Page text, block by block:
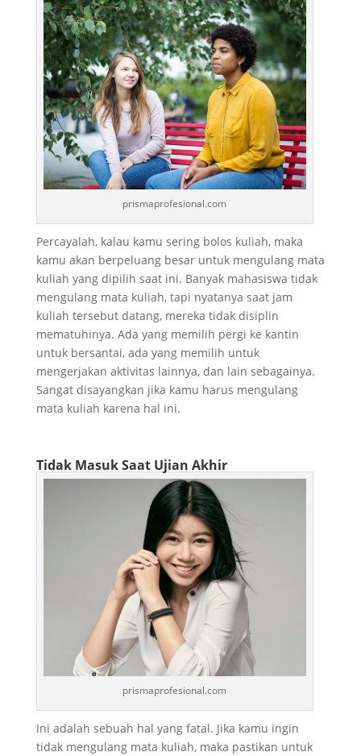
prismaprofesional.com
Percayalah, kalau kamu sering bolos kuliah, maka
kamu akan berpeluang besar untuk mengulang mata
kuliah yang dipilih saat ini. Banyak mahasiswa tidak
mengulang mata kuliah, tapi nyatanya saat jam
kuliah tersebut datang, mereka tidak disiplin
mematuhinya. Ada yang memilih pergi ke kantin
untuk bersantai, ada yang memilih untuk
mengerjakan aktivitas lainnya, dan lain sebagainya.
Sangat disayangkan jika kamu harus mengulang
mata kuliah karena hal ini.
Tidak Masuk Saat Ujian Akhir
prismaprofesional.com
Ini adalah sebuah hal yang fatal. Jika kamu ingin
tidak mengulang mata kuliah, maka pastikan untuk